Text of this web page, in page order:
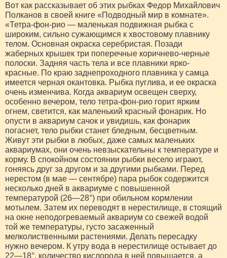
Вот как рассказывает об этих рыбках Федор Михайлович
Полканов в своей книге «Подводный мир в комнате».
«Тетра-фон-рио — маленькая подвижная рыбка с
широким, сильно сужающимся к хвостовому плавнику
телом. Основная окраска серебристая. Позади
жаберных крышек три поперечные коричнево-черные
полоски. Задняя часть тела и все плавники ярко-
красные. По краю заднепроходного плавника у самца
имеется черная окантовка. Рыбка пуглива, и ее окраска
очень изменчива. Когда аквариум освещен сверху,
особенно вечером, тело тетра-фон-рио горит ярким
огнем, светится, как маленький красный фонарик. Но
опусти в аквариум сачок и увидишь, как фонарик
погаснет, тело рыбки станет бледным, бесцветным.
Живут эти рыбки в любых, даже самых маленьких
аквариумах, они очень невзыскательны к температуре и
корму. В спокойном состоянии рыбки весело играют,
гоняясь друг за другом и за другими рыбками. Перед
нерестом (в мае — сентябре) пара рыбок содержится
несколько дней в аквариуме с повышенной
температурой (26—28°) при обильном кормлении
мотылем. Затем их переводят в нерестилище, в стоящий
на окне неподогреваемый аквариум со свежей водой
той же температуры, густо засаженный
мелколиственными растениями. Делать пересадку
нужно вечером. К утру вода в нерестилище остывает до
22—18°, количество кислорода в ней повышается, а